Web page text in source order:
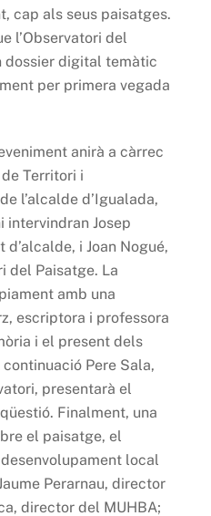
cap als seus paisatges.
l’Observatori del
dossier digital temàtic
per primera vegada
anirà a càrrec
Territori i
l’alcalde d’Igualada,
intervindran Josep
i Joan Nogué,
del Paisatge. La
amb una
escriptora i professora
i el present dels
Pere Sala,
presentarà el
Finalment, una
el paisatge, el
local
Perarnau, director
director del MUHBA;